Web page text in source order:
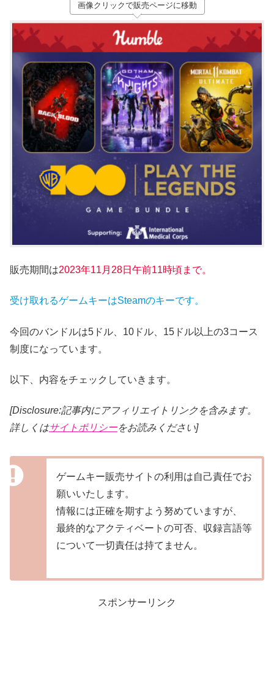
画像クリックで販売ページに移動
販売期間は2023年11月28日午前11時頃まで。
受け取れるゲームキーはSteamのキーです。
今回のバンドルは5ドル、10ドル、15ドル以上の3コース
制度になっています。
以下、内容をチェックしていきます。
[Disclosure:記事内にアフィリエイトリンクを含みます。
詳しくはサイトポリシーをお読みください]
ゲームキー販売サイトの利用は自己責任でお
願いいたします。
情報には正確を期すよう努めていますが、
最終的なアクティベートの可否、収録言語等
について一切責任は持てません。
スポンサーリンク